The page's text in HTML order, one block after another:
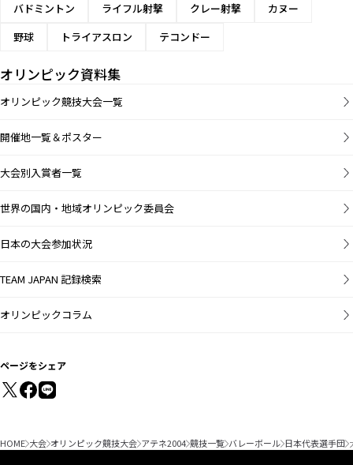
バドミントン
ライフル射撃 クレー射撃
カヌー
野球
トライアスロン テコンドー
オリンピック資料集
オリンピック競技大会一覧
開催地一覧＆ポスター
大会別入賞者一覧
世界の国内・地域オリンピック委員会
日本の大会参加状況
TEAM JAPAN 記録検索
オリンピックコラム
ページをシェア
HOME 大会 オリンピック競技大会 アテネ2004 競技一覧 バレーボール 日本代表選手団